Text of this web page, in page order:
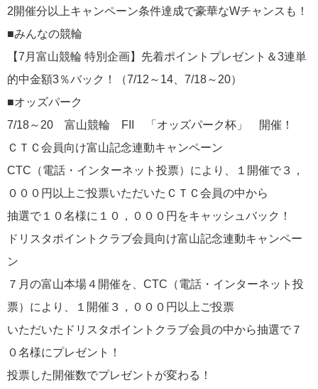
2開催分以上キャンペーン条件達成で豪華なWチャンスも！
■みんなの競輪
【7月富山競輪 特別企画】先着ポイントプレゼント＆3連単
的中金額3％バック！（7/12～14、7/18～20）
■オッズパーク
7/18～20 富山競輪 FII 「オッズパーク杯」 開催！
ＣＴＣ会員向け富山記念連動キャンペーン
CTC（電話・インターネット投票）により、１開催で３，
０００円以上ご投票いただいたＣＴＣ会員の中から
抽選で１０名様に１０，０００円をキャッシュバック！
ドリスタポイントクラブ会員向け富山記念連動キャンペー
ン
７月の富山本場４開催を、CTC（電話・インターネット投
票）により、１開催３，０００円以上ご投票
いただいたドリスタポイントクラブ会員の中から抽選で７
０名様にプレゼント！
投票した開催数でプレゼントが変わる！